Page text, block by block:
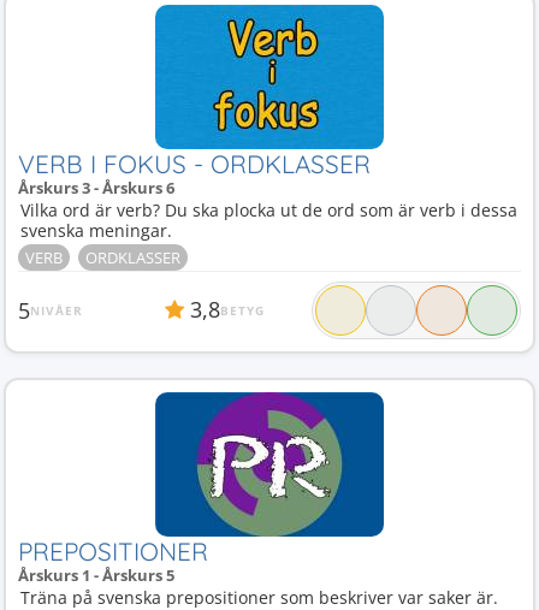
VERB I FOKUS - ORDKLASSER
Årskurs 3 - Årskurs 6
Vilka ord är verb? Du ska plocka ut de ord som är verb i dessa
svenska meningar.
VERB ORDKLASSER
5NIVÅER 3,8BETYG
PREPOSITIONER
Årskurs 1 - Årskurs 5
Träna på svenska prepositioner som beskriver var saker är.